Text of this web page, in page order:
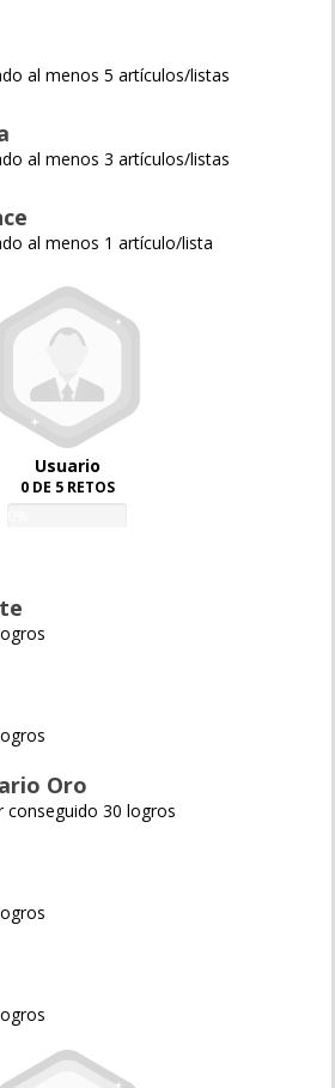
al menos 5 artículos/listas
al menos 3 artículos/listas
al menos 1 artículo/lista
Usuario
0 DE 5 RETOS
Oro
conseguido 30 logros